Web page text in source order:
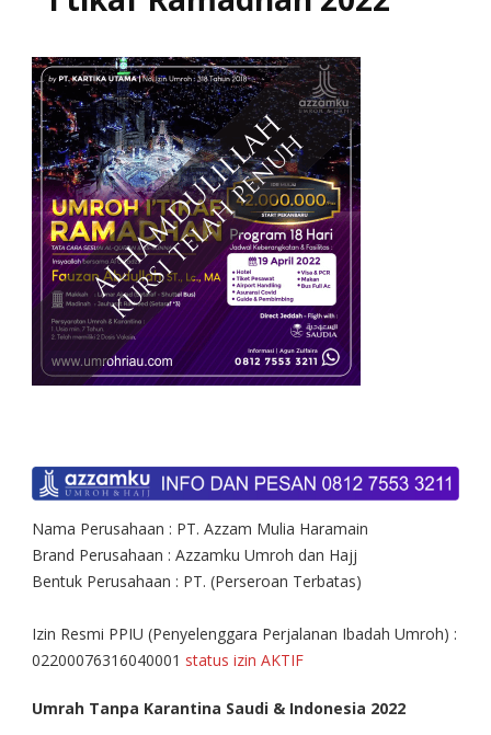
Nama Perusahaan : PT. Azzam Mulia Haramain
Brand Perusahaan : Azzamku Umroh dan Hajj
Bentuk Perusahaan : PT. (Perseroan Terbatas)
Izin Resmi PPIU (Penyelenggara Perjalanan Ibadah Umroh) :
02200076316040001 status izin AKTIF
Umrah Tanpa Karantina Saudi & Indonesia 2022